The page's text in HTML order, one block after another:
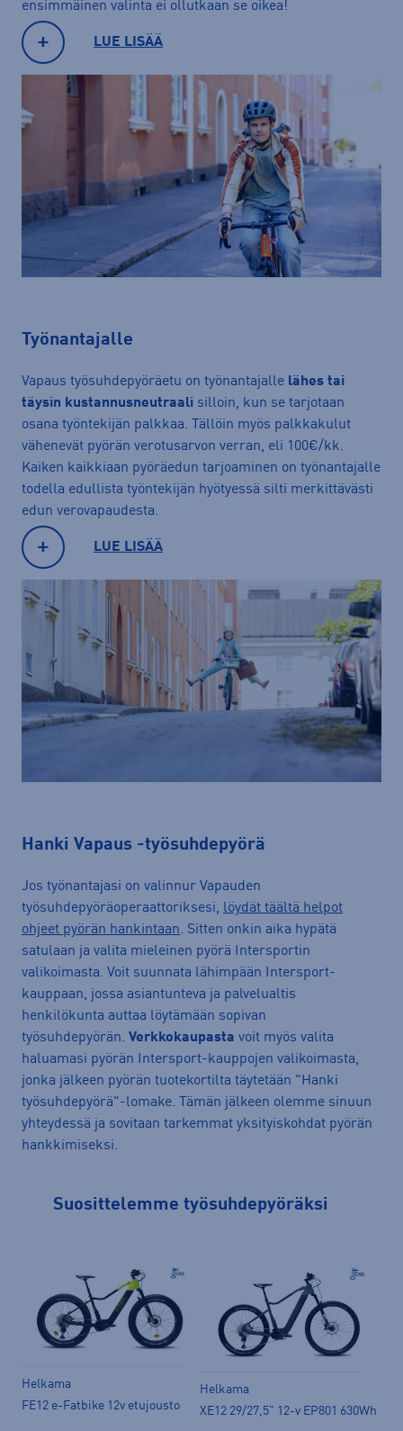
ensimmäinen valinta ei ollutkaan se oikea!
LUE LISÄÄ
Työnantajalle
Vapaus työsuhdepyöräetu on työnantajalle lähes tai
täysin kustannusneutraali silloin, kun se tarjotaan
osana työntekijän palkkaa. Tällöin myös palkkakulut
vähenevät pyörän verotusarvon verran, eli 100€/kk.
Kaiken kaikkiaan pyöräedun tarjoaminen on työnantajalle
todella edullista työntekijän hyötyessä silti merkittävästi
edun verovapaudesta.
LUE LISÄÄ
Hanki Vapaus -työsuhdepyörä
Jos työnantajasi on valinnur Vapauden
työsuhdepyöräoperaattoriksesi, löydät täältä helpot
ohjeet pyörän hankintaan. Sitten onkin aika hypätä
satulaan ja valita mieleinen pyörä Intersportin
valikoimasta. Voit suunnata lähimpään Intersport-
kauppaan, jossa asiantunteva ja palvelualtis
henkilökunta auttaa löytämään sopivan
työsuhdepyörän. Verkkokaupasta voit myös valita
haluamasi pyörän Intersport-kauppojen valikoimasta,
jonka jälkeen pyörän tuotekortilta täytetään "Hanki
työsuhdepyörä"-lomake. Tämän jälkeen olemme sinuun
yhteydessä ja sovitaan tarkemmat yksityiskohdat pyörän
hankkimiseksi.
Suosittelemme työsuhdepyöräksi
Helkama
FE12 e-Fatbike 12v etujousto
Helkama
XE12 29/27,5" 12-v EP801 630Wh